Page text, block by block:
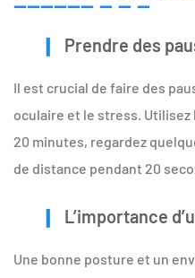
Prendre des
Il est crucial de faire des
oculaire et le stress.
20 minutes, regardez
de distance pendant 20
L’importance
Une bonne posture et un